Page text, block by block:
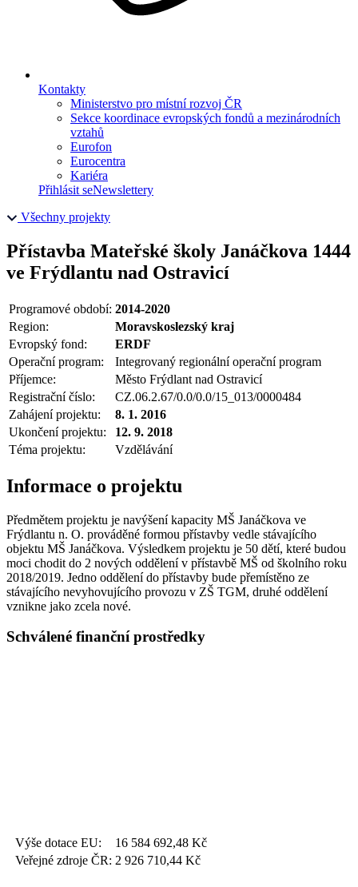
Kontakty
Ministerstvo pro místní rozvoj ČR
Sekce koordinace evropských fondů a mezinárodních
vztahů
Eurofon
Eurocentra
Kariéra
Přihlásit seNewslettery
Všechny projekty
Přístavba Mateřské školy Janáčkova 1444
ve Frýdlantu nad Ostravicí
Programové období: 2014-2020
Region:
Moravskoslezský kraj
Evropský fond:
ERDF
Operační program:
Integrovaný regionální operační program
Příjemce:
Město Frýdlant nad Ostravicí
Registrační číslo:
CZ.06.2.67/0.0/0.0/15_013/0000484
Zahájení projektu:
8. 1. 2016
Ukončení projektu:
12. 9. 2018
Téma projektu:
Vzdělávání
Informace o projektu
Předmětem projektu je navýšení kapacity MŠ Janáčkova ve
Frýdlantu n. O. prováděné formou přístavby vedle stávajícího
objektu MŠ Janáčkova. Výsledkem projektu je 50 dětí, které budou
moci chodit do 2 nových oddělení v přístavbě MŠ od školního roku
2018/2019. Jedno oddělení do přístavby bude přemístěno ze
stávajícího nevyhovujícího provozu v ZŠ TGM, druhé oddělení
vznikne jako zcela nové.
Schválené finanční prostředky
Výše dotace EU: 16 584 692,48 Kč
Veřejné zdroje ČR: 2 926 710,44 Kč